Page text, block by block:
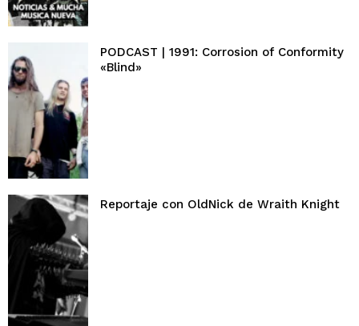
PODCAST | 1991: Corrosion of Conformity
«Blind»
Reportaje con OldNick de Wraith Knight